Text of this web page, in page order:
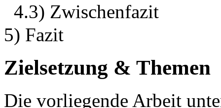
4.3) Zwischenfazit
5) Fazit
Zielsetzung & Themen
Die vorliegende Arbeit